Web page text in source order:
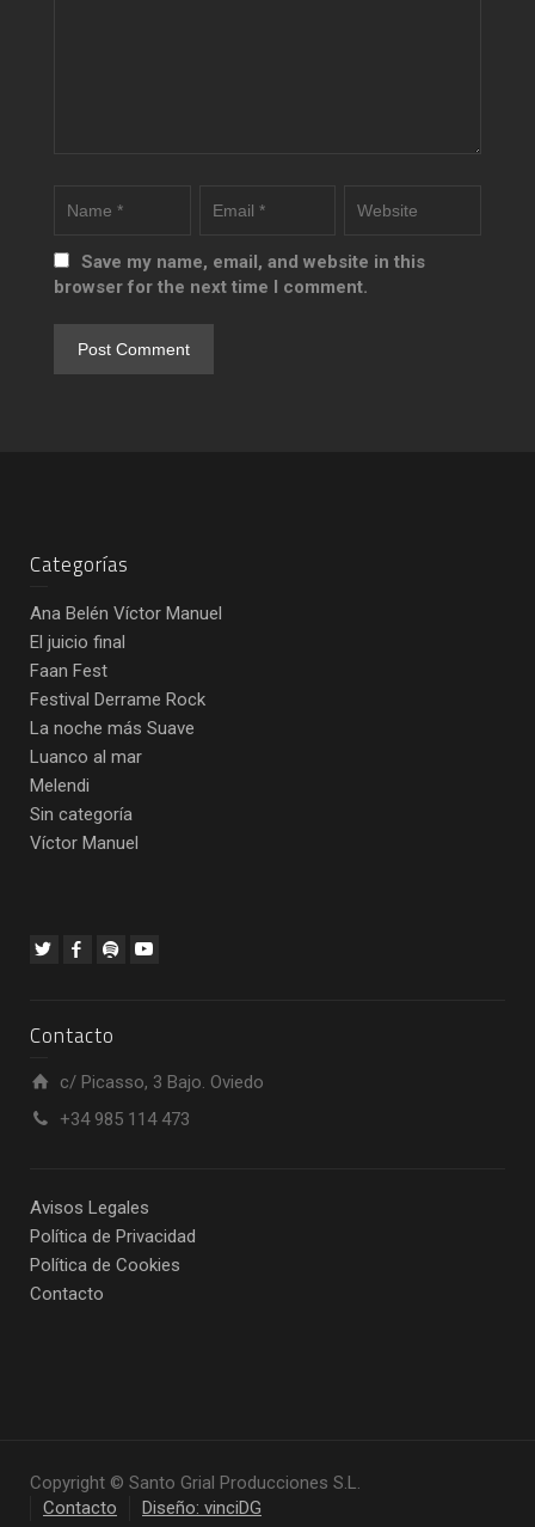
Save my name, email, and website in this
browser for the next time I comment.
Categorías
Ana Belén Víctor Manuel
El juicio final
Faan Fest
Festival Derrame Rock
La noche más Suave
Luanco al mar
Melendi
Sin categoría
Víctor Manuel
Contacto
c/ Picasso, 3 Bajo. Oviedo
+34 985 114 473
Avisos Legales
Política de Privacidad
Política de Cookies
Contacto
Copyright © Santo Grial Producciones S.L.
Contacto
Diseño: vinciDG